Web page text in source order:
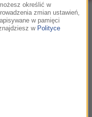
określić w
zmian ustawień,
w pamięci
w Polityce